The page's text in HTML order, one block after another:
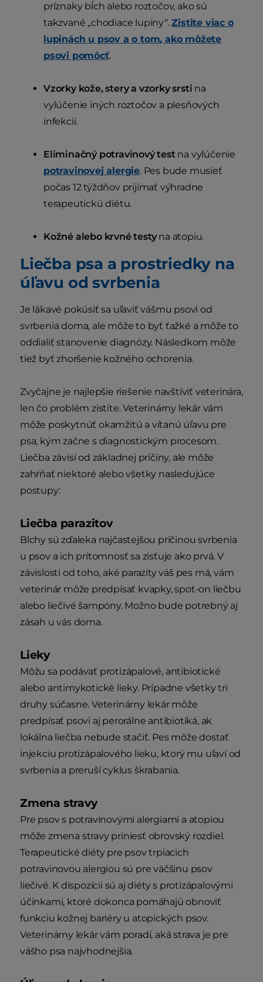
príznaky bĺch alebo roztočov, ako sú
takzvané „chodiace lupiny“.Zistite viac o
lupinách u psov a o tom, ako môžete
psovi pomôcť.
Vzorky kože, stery a vzorky srsti na
vylúčenie iných roztočov a plesňových
infekcií.
Eliminačný potravinový test na vylúčenie
potravinovej alergie. Pes bude musieť
počas 12 týždňov prijímať výhradne
terapeutickú diétu.
Kožné alebo krvné testyna atopiu.
Liečba psa a prostriedky na
úľavu od svrbenia
Je lákavé pokúsiť sa uľaviť vášmu psovi od
svrbenia doma, ale môže to byť ťažké a môže to
oddialiť stanovenie diagnózy. Následkom môže
tiež byť zhoršenie kožného ochorenia.
Zvyčajne je najlepšie riešenie navštíviť veterinára,
len čo problém zistíte. Veterinárny lekár vám
môže poskytnúť okamžitú a vítanú úľavu pre
psa, kým začne s diagnostickým procesom.
Liečba závisí od základnej príčiny, ale môže
zahŕňať niektoré alebo všetky nasledujúce
postupy:
Liečba parazitov
Blchy sú zďaleka najčastejšou príčinou svrbenia
u psov a ich prítomnosť sa zisťuje ako prvá. V
závislosti od toho, aké parazity váš pes má, vám
veterinár môže predpísať kvapky, spot-on liečbu
alebo liečivé šampóny. Možno bude potrebný aj
zásah u vás doma.
Lieky
Môžu sa podávať protizápalové, antibiotické
alebo antimykotické lieky. Prípadne všetky tri
druhy súčasne. Veterinárny lekár môže
predpísať psovi aj perorálne antibiotiká, ak
lokálna liečba nebude stačiť. Pes môže dostať
injekciu protizápalového lieku, ktorý mu uľaví od
svrbenia a preruší cyklus škrabania.
Zmena stravy
Pre psov s potravinovými alergiami a atopiou
môže zmena stravy priniesť obrovský rozdiel.
Terapeutické diéty pre psov trpiacich
potravinovou alergiou sú pre väčšinu psov
liečivé. K dispozícii sú aj diéty s protizápalovými
účinkami, ktoré dokonca pomáhajú obnoviť
funkciu kožnej bariéry u atopických psov.
Veterinárny lekár vám poradí, aká strava je pre
vášho psa najvhodnejšia.